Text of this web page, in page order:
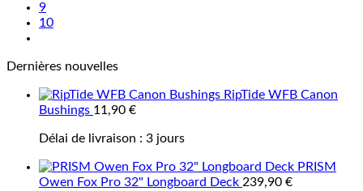
9
10
Dernières nouvelles
RipTide WFB Canon
Bushings 11,90 €
Délai de livraison : 3 jours
PRISM
Owen Fox Pro 32" Longboard Deck 239,90 €